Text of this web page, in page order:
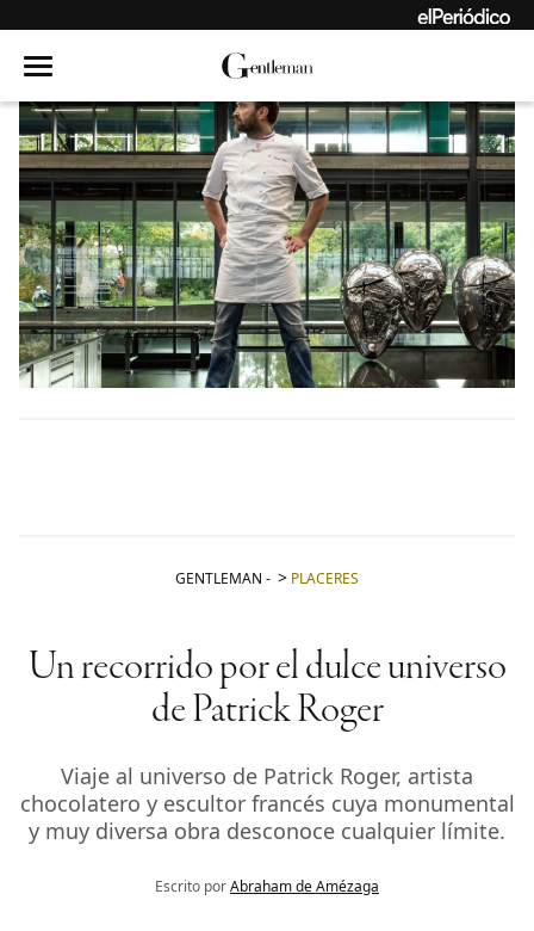
GENTLEMAN - PLACERES
Un recorrido por el dulce universo
de Patrick Roger
Viaje al universo de Patrick Roger, artista
chocolatero y escultor francés cuya monumental
y muy diversa obra desconoce cualquier límite.
Escrito porAbraham de Amézaga